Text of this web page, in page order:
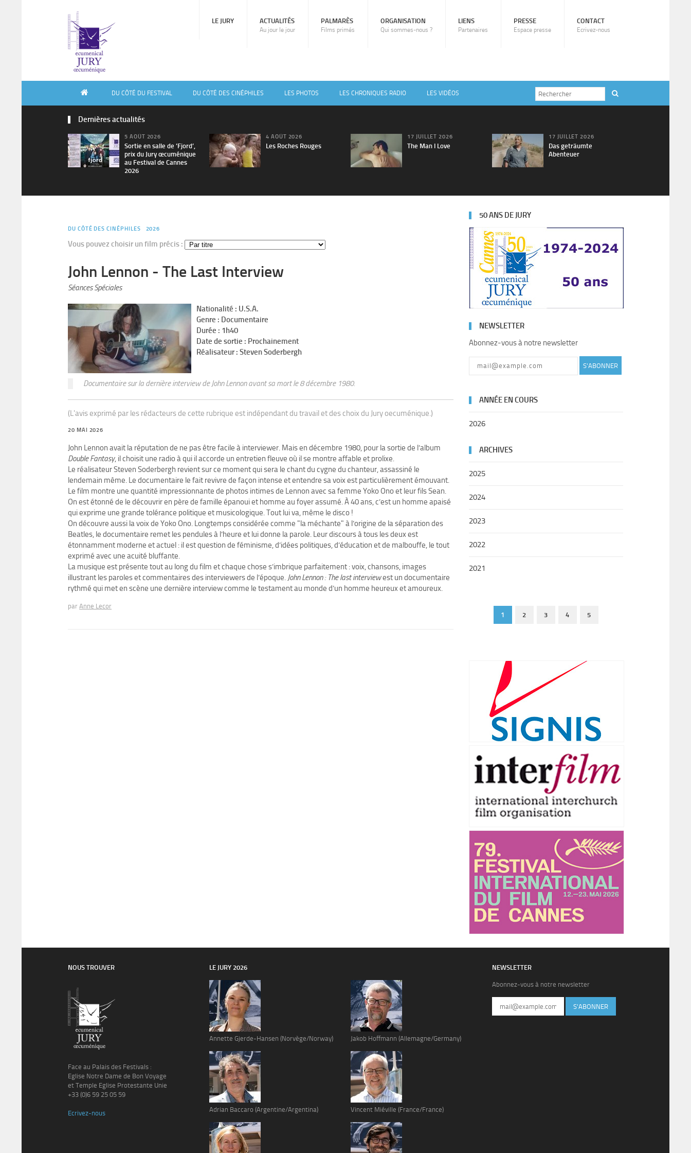
LE JURY ACTUALITÉS
Au jour le jour
PALMARÈS
Films primés
ORGANISATION
Qui sommes-nous ?
LIENS
Partenaires
PRESSE
Espace presse
CONTACT
Ecrivez-nous
DU CÔTÉ DU FESTIVAL DU CÔTÉ DES CINÉPHILES LES PHOTOS LES CHRONIQUES RADIO LES VIDÉOS
Dernières actualités
5 AOÛT 2026
Sortie en salle de ’Fjord’,
prix du Jury œcuménique
au Festival de Cannes
2026
4 AOÛT 2026
Les Roches Rouges
17 JUILLET 2026
The Man I Love
17 JUILLET 2026
Das geträumte
Abenteuer
DU CÔTÉ DES CINÉPHILES 2026
Vous pouvez choisir un film précis :
John Lennon - The Last Interview
Séances Spéciales
Nationalité : U.S.A.
Genre : Documentaire
Durée : 1h40
Date de sortie : Prochainement
Réalisateur : Steven Soderbergh
Documentaire sur la dernière interview de John Lennon avant sa mort le 8 décembre 1980.
(L'avis exprimé par les rédacteurs de cette rubrique est indépendant du travail et des choix du Jury oecuménique.)
20 MAI 2026
John Lennon avait la réputation de ne pas être facile à interviewer. Mais en décembre 1980, pour la sortie de l’album
Double Fantasy, il choisit une radio à qui il accorde un entretien fleuve où il se montre affable et prolixe.
Le réalisateur Steven Soderbergh revient sur ce moment qui sera le chant du cygne du chanteur, assassiné le
lendemain même. Le documentaire le fait revivre de façon intense et entendre sa voix est particulièrement émouvant.
Le film montre une quantité impressionnante de photos intimes de Lennon avec sa femme Yoko Ono et leur fils Sean.
On est étonné de le découvrir en père de famille épanoui et homme au foyer assumé. À 40 ans, c’est un homme apaisé
qui exprime une grande tolérance politique et musicologique. Tout lui va, même le disco !
On découvre aussi la voix de Yoko Ono. Longtemps considérée comme "la méchante" à l’origine de la séparation des
Beatles, le documentaire remet les pendules à l’heure et lui donne la parole. Leur discours à tous les deux est
étonnamment moderne et actuel : il est question de féminisme, d’idées politiques, d’éducation et de malbouffe, le tout
exprimé avec une acuité bluffante.
La musique est présente tout au long du film et chaque chose s’imbrique parfaitement : voix, chansons, images
illustrant les paroles et commentaires des interviewers de l’époque. John Lennon : The last interviewest un documentaire
rythmé qui met en scène une dernière interview comme le testament au monde d’un homme heureux et amoureux.
par Anne Lecor
50 ANS DE JURY
NEWSLETTER
Abonnez-vous à notre newsletter
S'ABONNER
ANNÉE EN COURS
2026
ARCHIVES
2025
2024
2023
2022
2021
1 2 3 4 5
NOUS TROUVER
Face au Palais des Festivals :
Eglise Notre Dame de Bon Voyage
et Temple Eglise Protestante Unie
+33 (0)6 59 25 05 59
Ecrivez-nous
LE JURY 2026
Annette Gjerde-Hansen (Norvège/Norway)
Adrian Baccaro (Argentine/Argentina)
Jakob Hoffmann (Allemagne/Germany)
Vincent Miéville (France/France)
NEWSLETTER
Abonnez-vous à notre newsletter
S'ABONNER